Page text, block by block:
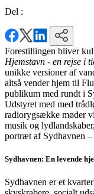
Del :
Forestillingen bliver
Hjemstavn - en rejse i
unikke versioner af
altså vender hjem til
publikum med rundt i
Udstyret med med
radiorygsække møder
musik og
portræt af Sydhavnen
Sydhavnen: En levende
Sydhavnen er et